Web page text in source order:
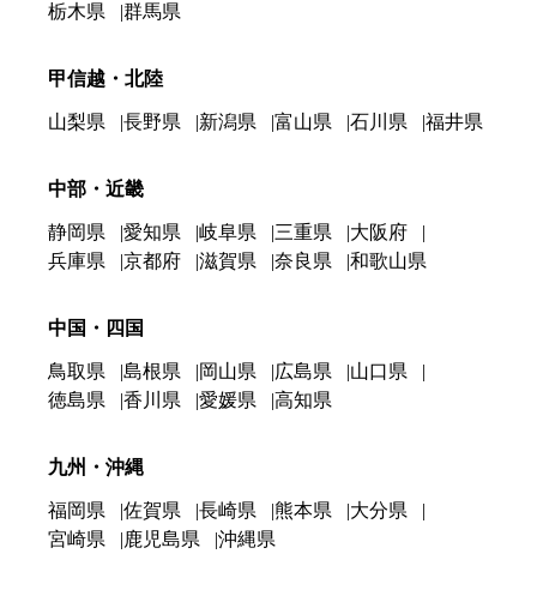
栃木県
群馬県
甲信越・北陸
山梨県 長野県 新潟県 富山県 石川県 福井県
中部・近畿
静岡県 愛知県 岐阜県 三重県
大阪府
兵庫県
京都府 滋賀県 奈良県 和歌山県
中国・四国
鳥取県 島根県 岡山県 広島県
山口県
徳島県
香川県 愛媛県 高知県
九州・沖縄
福岡県 佐賀県 長崎県 熊本県
大分県
宮崎県
鹿児島県 沖縄県